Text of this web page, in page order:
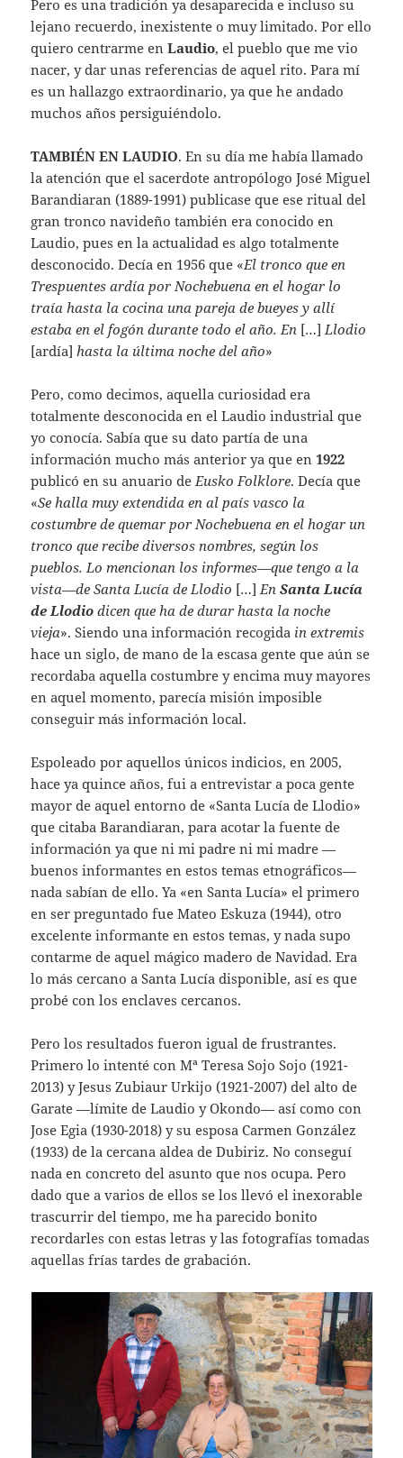
Pero es una tradición ya desaparecida e incluso su
lejano recuerdo, inexistente o muy limitado. Por ello
quiero centrarme enLaudio, el pueblo que me vio
nacer, y dar unas referencias de aquel rito. Para mí
es un hallazgo extraordinario, ya que he andado
muchos años persiguiéndolo.
TAMBIÉN EN LAUDIO. En su día me había llamado
la atención que el sacerdote antropólogo José Miguel
Barandiaran (1889-1991) publicase que ese ritual del
gran tronco navideño también era conocido en
Laudio, pues en la actualidad es algo totalmente
desconocido. Decía en 1956 que «El tronco que en
Trespuentes ardía por Nochebuena en el hogar lo
traía hasta la cocina una pareja de bueyes y allí
estaba en el fogón durante todo el año. En […] Llodio
[ardía] hasta la última noche del año»
Pero, como decimos, aquella curiosidad era
totalmente desconocida en el Laudio industrial que
yo conocía. Sabía que su dato partía de una
información mucho más anterior ya que en1922
publicó en su anuario de Eusko Folklore. Decía que
«Se halla muy extendida en al país vasco la
costumbre de quemar por Nochebuena en el hogar un
tronco que recibe diversos nombres, según los
pueblos. Lo mencionan los informes—que tengo a la
vista—de Santa Lucía de Llodio […] EnSanta Lucía
de Llodio dicen que ha de durar hasta la noche
vieja». Siendo una información recogida in extremis
hace un siglo, de mano de la escasa gente que aún se
recordaba aquella costumbre y encima muy mayores
en aquel momento, parecía misión imposible
conseguir más información local.
Espoleado por aquellos únicos indicios, en 2005,
hace ya quince años, fui a entrevistar a poca gente
mayor de aquel entorno de «Santa Lucía de Llodio»
que citaba Barandiaran, para acotar la fuente de
información ya que ni mi padre ni mi madre —
buenos informantes en estos temas etnográficos—
nada sabían de ello. Ya «en Santa Lucía» el primero
en ser preguntado fue Mateo Eskuza (1944), otro
excelente informante en estos temas, y nada supo
contarme de aquel mágico madero de Navidad. Era
lo más cercano a Santa Lucía disponible, así es que
probé con los enclaves cercanos.
Pero los resultados fueron igual de frustrantes.
Primero lo intenté con Mª Teresa Sojo Sojo (1921-
2013) y Jesus Zubiaur Urkijo (1921-2007) del alto de
Garate —límite de Laudio y Okondo— así como con
Jose Egia (1930-2018) y su esposa Carmen González
(1933) de la cercana aldea de Dubiriz. No conseguí
nada en concreto del asunto que nos ocupa. Pero
dado que a varios de ellos se los llevó el inexorable
trascurrir del tiempo, me ha parecido bonito
recordarles con estas letras y las fotografías tomadas
aquellas frías tardes de grabación.